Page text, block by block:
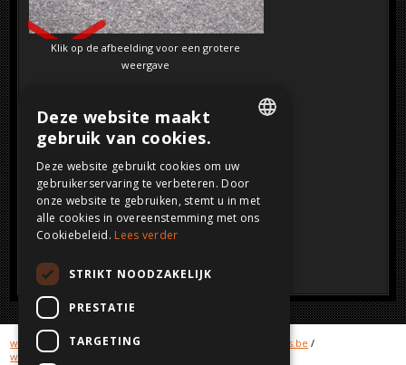
SOLD
Klik op de afbeelding voor een grotere
weergave
www.crashcars.com / www.crashcar.com www.crashcars.be /
www.schadewagens.be
FRENCH
ENGLISH
Deze website maakt
gebruik van cookies.
Deze website gebruikt cookies om uw
gebruikerservaring te verbeteren. Door
onze website te gebruiken, stemt u in met
alle cookies in overeenstemming met ons
Cookiebeleid. Lees verder
STRIKT NOODZAKELIJK
PRESTATIE
TARGETING